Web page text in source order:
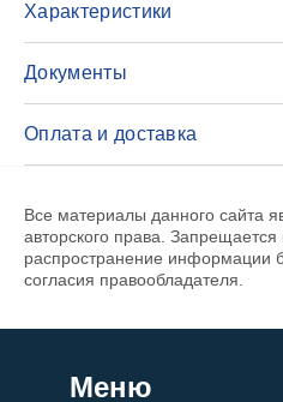
Характеристики
Документы
Оплата и доставка
Все материалы данного сайта
авторского права. Запрещается
распространение информации
согласия правообладателя.
Меню